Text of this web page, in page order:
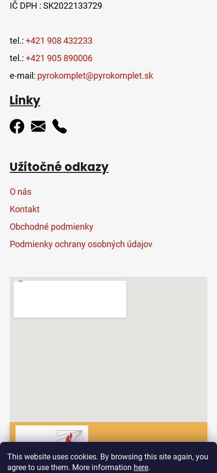
This website uses cookies. By browsing this site again, you
agree to use them. More information here.
IČ DPH : SK2022133729
tel.: +421 908 432233
tel.: +421 905 890006
e-mail: pyrokomplet@pyrokomplet.sk
Linky
Užitočné odkazy
O nás
Kontakt
Obchodné podmienky
Podmienky ochrany osobných údajov